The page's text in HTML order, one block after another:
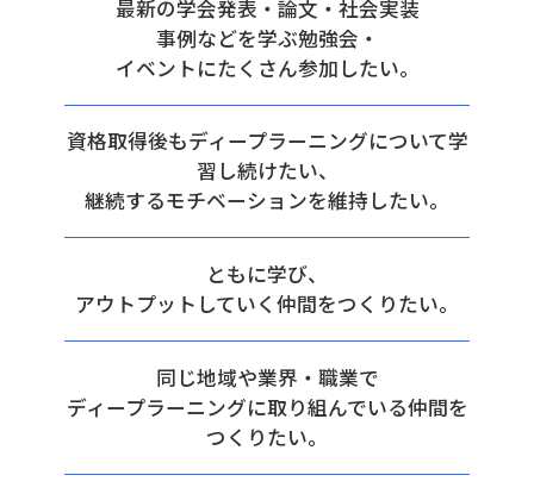
最新の学会発表・論文・社会実装
事例などを学ぶ勉強会・
イベントにたくさん参加したい。
資格取得後もディープラーニングについて学
習し続けたい、
継続するモチベーションを維持したい。
ともに学び、
アウトプットしていく仲間をつくりたい。
同じ地域や業界・職業で
ディープラーニングに取り組んでいる仲間を
つくりたい。